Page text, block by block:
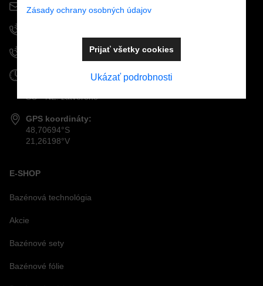
Odoslať
info@mostpools.sk
+421 915 963 111
Otváracie hodiny
SO - NE: zatvorené
GPS koordináty:
48,70694°S
21,26198°V
E-SHOP
Bazénová technológia
Akcie
Bazénové sety
Bazénové fólie
Zásady ochrany osobných údajov
Ukázať podrobnosti
Prijať všetky cookies